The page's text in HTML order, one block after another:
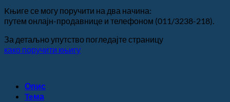
Kњиге се могу поручити на два начина:
путем онлајн-продавнице и телефоном (011/3238-218).
За детаљно упутство погледајте страницу
како поручити књигу
Опис
Teма